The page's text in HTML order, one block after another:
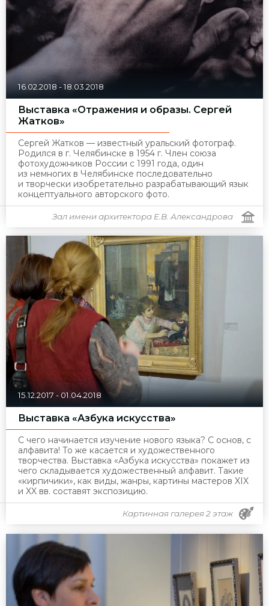
16.02.2018 -18.03.2018
Выставка «Отражения и образы. Сергей
Жатков»
Сергей Жатков — известный уральский фотограф.
Родился в г. Челябинске в 1954 г. Член союза
фотохудожников России с 1991 года, один
из немногих в Челябинске последовательно
и творчески изобретательно разрабатывающий язык
концептуального авторского фото.
Зал имени архитектора Е.В. Александрова
15.12.2017 - 01.04.2018
Выставка «Азбука искусства»
С чего начинается изучение нового языка? С основ, с
алфавита! То же касается и художественного
творчества. Выставка «Азбука искусства» покажет из
чего складывается художественный алфавит. Такие
«кирпичики», как виды, жанры, картины мастеров XIX
и XX вв. составят экспозицию.
Картинная галерея 2 этаж